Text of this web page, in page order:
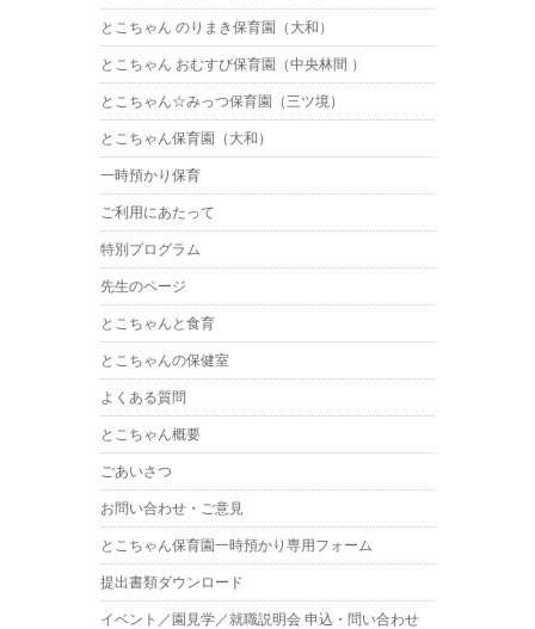
とこちゃん のりまき保育園（大和）
とこちゃん おむすび保育園（中央林間 ）
とこちゃん☆みっつ保育園（三ツ境）
とこちゃん保育園（大和）
一時預かり保育
ご利用にあたって
特別プログラム
先生のページ
とこちゃんと食育
とこちゃんの保健室
よくある質問
とこちゃん概要
ごあいさつ
お問い合わせ・ご意見
とこちゃん保育園一時預かり専用フォーム
提出書類ダウンロード
イベント／園見学／就職説明会 申込・問い合わせ